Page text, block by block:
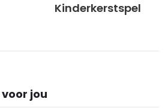
Kinderkerstspel
jou